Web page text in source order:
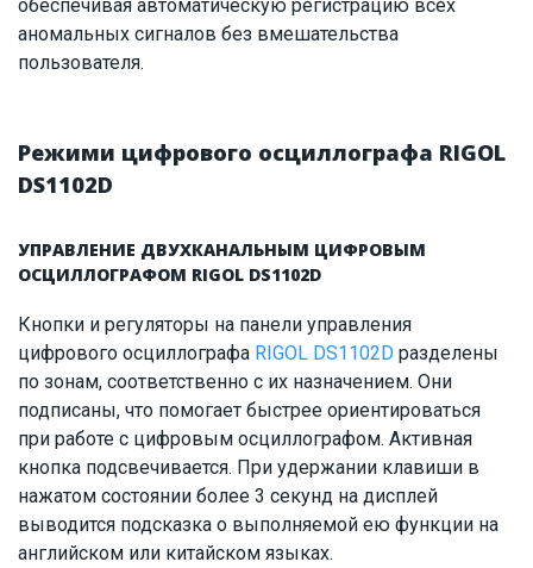
обеспечивая автоматическую регистрацию всех
аномальных сигналов без вмешательства
пользователя.
Режими цифрового осциллографа RIGOL
DS1102D
УПРАВЛЕНИЕ ДВУХКАНАЛЬНЫМ ЦИФРОВЫМ
ОСЦИЛЛОГРАФОМ RIGOL DS1102D
Кнопки и регуляторы на панели управления
цифрового осциллографа RIGOL DS1102D разделены
по зонам, соответственно с их назначением. Они
подписаны, что помогает быстрее ориентироваться
при работе с цифровым осциллографом. Активная
кнопка подсвечивается. При удержании клавиши в
нажатом состоянии более 3 секунд на дисплей
выводится подсказка о выполняемой ею функции на
английском или китайском языках.